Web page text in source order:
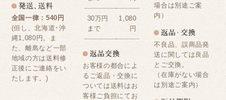
全国一律：540円
(但し、北海道･沖
縄1,080円。ま
た、離島など一部
地域の方は送料修
正後にご連絡をい
たします。)
30万円
まで
1,080
円
お客様の都合によ
るご返品・交換に
ついては送料はお
客様ご負担にてお
場合は別途ご案
内）
不良品、誤商品発
送に関しては良品
とご交換。
（在庫がない場合
は別途ご案内）